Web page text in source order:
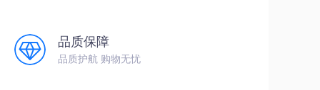
品质保障
品质护航 购物无忧